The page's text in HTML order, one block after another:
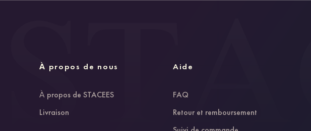
À propos de nous
À propos de STACEES
Livraison
Aide
FAQ
Retour et remboursement